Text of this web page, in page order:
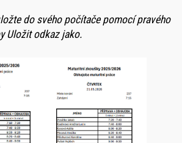
do svého počítače pomocí pravého
Uložit odkaz jako.